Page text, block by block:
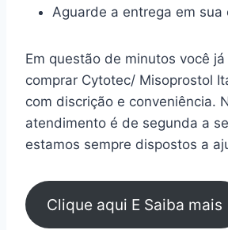
Aguarde a entrega em sua
Em questão de minutos você
comprar Cytotec/ Misoprostol
com discrição e conveniência.
atendimento é de segunda a
estamos sempre dispostos a
Clique aqui E Saiba mais